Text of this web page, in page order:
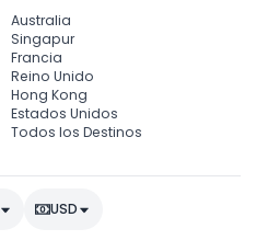
Australia
Singapur
Francia
Reino Unido
Hong Kong
Estados Unidos
Todos los Destinos
USD